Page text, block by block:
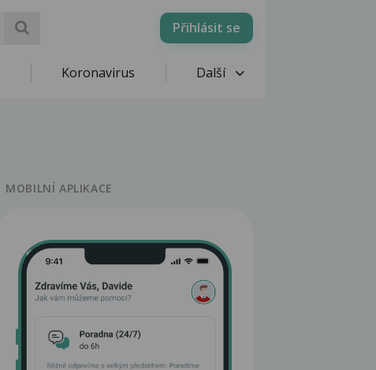
Přihlásit se
Koronavirus Další
MOBILNÍ APLIKACE